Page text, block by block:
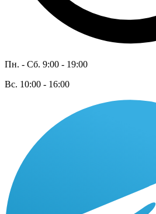
Пн. - Сб. 9:00 - 19:00
Вс. 10:00 - 16:00